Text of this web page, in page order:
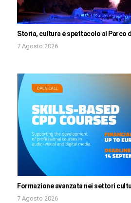
Storia, cultura e spettacolo al Parco
7 Agosto 2026
Formazione avanzata nei settori
7 Agosto 2026